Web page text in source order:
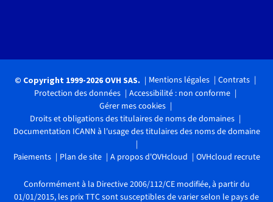
© Copyright 1999-2026 OVH SAS. Mentions légales
Contrats
Protection des données
Accessibilité : non conforme
Gérer mes cookies
Droits et obligations des titulaires de noms de domaines
Documentation ICANN à l'usage des titulaires des noms de domaine
Paiements Plan de site A propos d'OVHcloud OVHcloud recrute
Conformément à la Directive 2006/112/CE modifiée, à partir du
01/01/2015, les prix TTC sont susceptibles de varier selon le pays de